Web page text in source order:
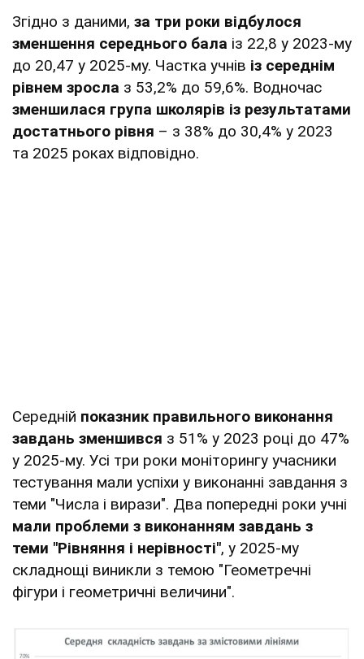
Згідно з даними, за три роки відбулося
зменшення середнього бала із 22,8 у 2023-му
до 20,47 у 2025-му. Частка учнів із середнім
рівнем зросла з 53,2% до 59,6%. Водночас
зменшилася група школярів із результатами
достатнього рівня – з 38% до 30,4% у 2023
та 2025 роках відповідно.
Середній показник правильного виконання
завдань зменшився з 51% у 2023 році до 47%
у 2025-му. Усі три роки моніторингу учасники
тестування мали успіхи у виконанні завдання з
теми "Числа і вирази". Два попередні роки учні
мали проблеми з виконанням завдань з
теми "Рівняння і нерівності", у 2025-му
складнощі виникли з темою "Геометречні
фігури і геометричні величини".